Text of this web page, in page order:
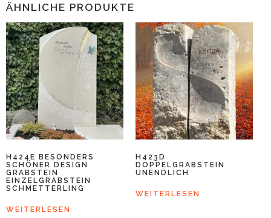
ÄHNLICHE PRODUKTE
H424E BESONDERS
SCHÖNER DESIGN
GRABSTEIN
EINZELGRABSTEIN
SCHMETTERLING
WEITERLESEN
H423D
DOPPELGRABSTEIN
UNENDLICH
WEITERLESEN